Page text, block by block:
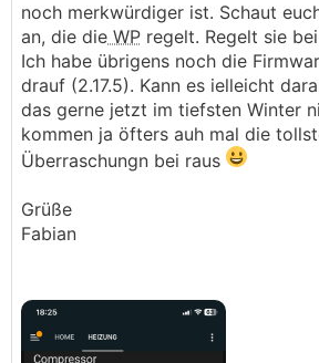
noch merkwürdiger ist. Schaut
an, die die WP regelt. Regelt sie
Ich habe übrigens noch die
drauf (2.17.5). Kann es ielleicht
das gerne jetzt im tiefsten Winter
kommen ja öfters auh mal die
Überraschungn bei raus
Grüße
Fabian